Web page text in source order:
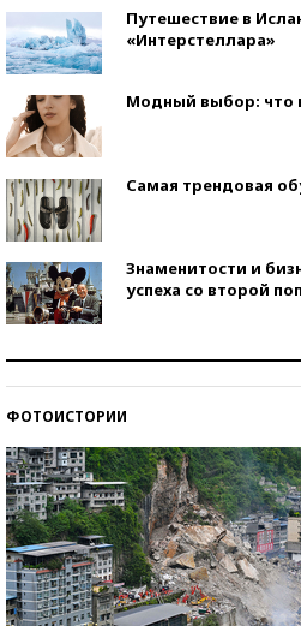
Путешествие в
«Интерстеллара»
Модный выбор: что
Самая трендовая
Знаменитости и
успеха со второй
ФОТОИСТОРИИ